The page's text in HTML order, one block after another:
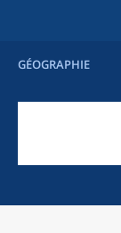
GÉOGRAPHIE